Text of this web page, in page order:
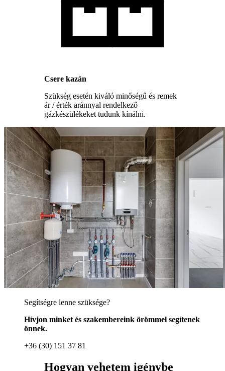
Csere kazán
Szükség esetén kiváló minőségű és remek
ár / érték aránnyal rendelkező
gázkészülékeket tudunk kínálni.
Segítségre lenne szüksége?
Hívjon minket és szakembereink örömmel segítenek
önnek.
+36 (30) 151 37 81
Hogyan vehetem igénybe